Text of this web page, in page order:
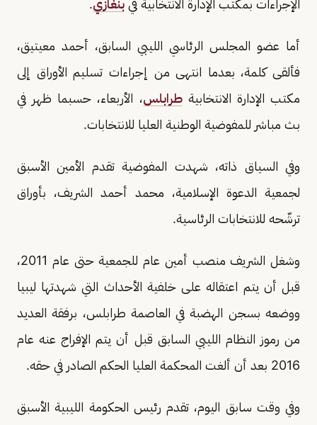
الإجراءات بمكتب الإدارة الانتخابية في بنغازي.
أما عضو المجلس الرئاسي الليبي السابق، أحمد معيتيق،
فألقى كلمة، بعدما انتهى من إجراءات تسليم الأوراق إلى
مكتب الإدارة الانتخابيةطرابلس، الأربعاء، حسبما ظهر في
بث مباشر للمفوضية الوطنية العليا للانتخابات.
وفي السياق ذاته، شهدت المفوضية تقدم الأمين الأسبق
لجمعية الدعوة الإسلامية، محمد أحمد الشريف، بأوراق
ترشّحه للانتخابات الرئاسية.
وشغل الشريف منصب أمين عام للجمعية حتى عام 2011،
قبل أن يتم اعتقاله على خلفية الأحداث التي شهدتها ليبيا
ووضعه بسجن الهضبة في العاصمة طرابلس، برفقة العديد
من رموز النظام الليبي السابق قبل أن يتم الإفراج عنه عام
2016 بعد أن ألغت المحكمة العليا الحكم الصادر في حقه.
وفي وقت سابق اليوم، تقدم رئيس الحكومة الليبية الأسبق